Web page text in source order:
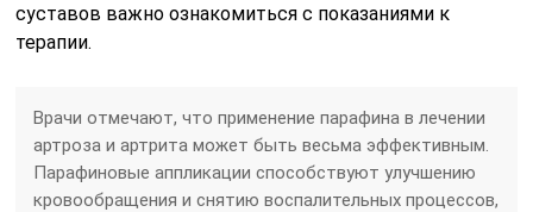
суставов важно ознакомиться с показаниями к
терапии.
Врачи отмечают, что применение парафина в лечении
артроза и артрита может быть весьма эффективным.
Парафиновые аппликации способствуют улучшению
кровообращения и снятию воспалительных процессов,